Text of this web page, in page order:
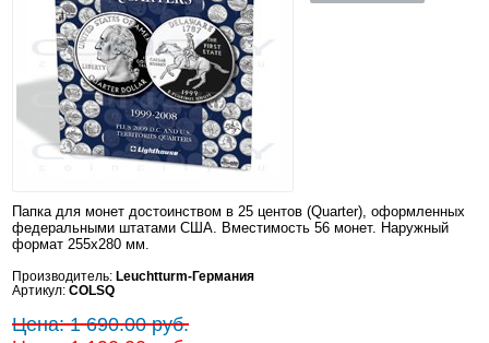
Папка для монет достоинством в 25 центов (Quarter), оформленных
федеральными штатами США. Вместимость 56 монет. Наружный
формат 255x280 мм.
Производитель: Leuchtturm-Германия
Артикул:COLSQ
Цена: 1 690.00 руб.